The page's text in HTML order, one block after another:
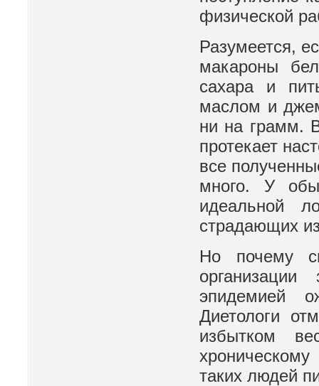
физической
Разумеется,
макароны
сахара и
маслом и
ни на грамм.
протекает
все
много. У
идеальной
страдающих
Но почему
организации
эпидемией
Диетологи
избытком
таких людей